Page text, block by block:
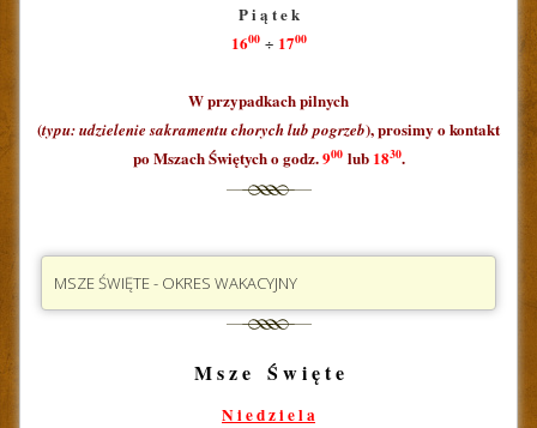
P i ą t e k
1600 ÷ 1700
W przypadkach pilnych
(typu: udzielenie sakramentu chorych lub pogrzeb), prosimy o kontakt
po Mszach Świętych o godz.900lub 1830.
MSZE ŚWIĘTE - OKRES WAKACYJNY
M s z e Ś w i ę t e
N i e d z i e l a